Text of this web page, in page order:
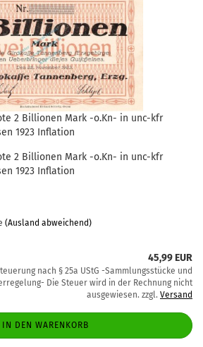
2 Billionen Mark -o.Kn- in unc-kfr
1923 Inflation
2 Billionen Mark -o.Kn- in unc-kfr
1923 Inflation
(Ausland abweichend)
45,99 EUR
nach § 25a UStG -Sammlungsstücke und
Die Steuer wird in der Rechnung nicht
ausgewiesen. zzgl. Versand
IN DEN WARENKORB